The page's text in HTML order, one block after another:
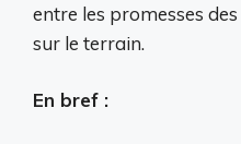
entre les promesses
sur le terrain.
En bref :